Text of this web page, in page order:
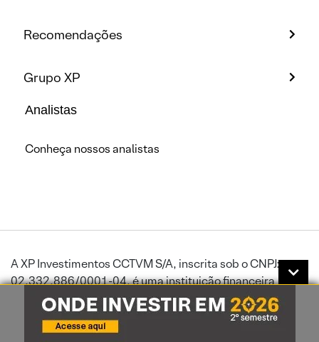
Recomendações
Grupo XP
Analistas
Conheça nossos analistas
A XP Investimentos CCTVM S/A, inscrita sob o CNPJ:
02.332.886/0001-04, é uma instituição financeira
autorizada a funcionar pelo Banco Central do Brasil.Toda
comunicação através de rede mundial de computadores
está sujeita a interrupções ou atrasos, podendo impedir